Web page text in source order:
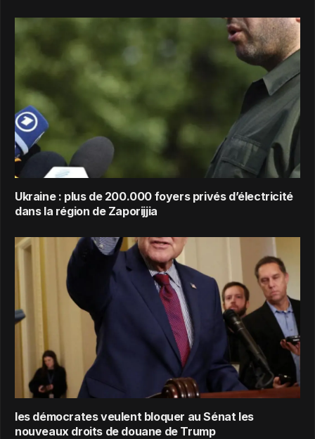
Ukraine : plus de 200.000 foyers privés d’électricité
dans la région de Zaporijjia
les démocrates veulent bloquer au Sénat les
nouveaux droits de douane de Trump